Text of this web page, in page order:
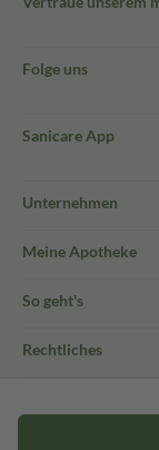
Folge uns
Sanicare App
Unternehmen
Meine Apotheke
So geht's
Rechtliches